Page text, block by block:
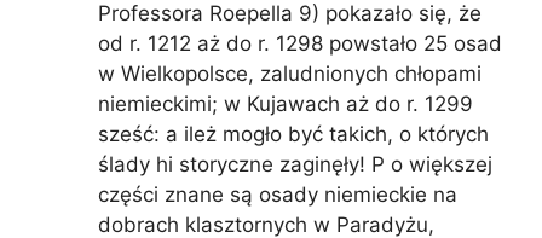
Professora Roepella 9) pokazało się, że
od r. 1212 aż do r. 1298 powstało 25 osad
w Wielkopolsce, zaludnionych chłopami
niemieckimi; w Kujawach aż do r. 1299
sześć: a ileż mogło być takich, o których
ślady hi storyczne zaginęły! P o większej
części znane są osady niemieckie na
dobrach klasztornych w Paradyżu,